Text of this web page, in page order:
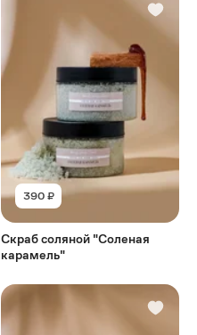
390 ₽
Скраб соляной "Соленая
карамель"